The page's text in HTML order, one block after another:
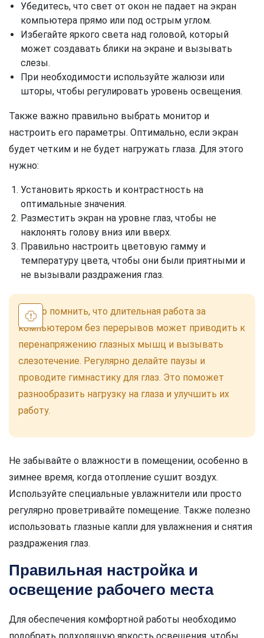
Убедитесь, что свет от окон не падает на экран
компьютера прямо или под острым углом.
Избегайте яркого света над головой, который
может создавать блики на экране и вызывать
слезы.
При необходимости используйте жалюзи или
шторы, чтобы регулировать уровень освещения.
Также важно правильно выбрать монитор и
настроить его параметры. Оптимально, если экран
будет четким и не будет нагружать глаза. Для этого
нужно:
Установить яркость и контрастность на
оптимальные значения.
Разместить экран на уровне глаз, чтобы не
наклонять голову вниз или вверх.
Правильно настроить цветовую гамму и
температуру цвета, чтобы они были приятными и
не вызывали раздражения глаз.
Важно помнить, что длительная работа за
компьютером без перерывов может приводить к
перенапряжению глазных мышц и вызывать
слезотечение. Регулярно делайте паузы и
проводите гимнастику для глаз. Это поможет
разнообразить нагрузку на глаза и улучшить их
работу.
Не забывайте о влажности в помещении, особенно в
зимнее время, когда отопление сушит воздух.
Используйте специальные увлажнители или просто
регулярно проветривайте помещение. Также полезно
использовать глазные капли для увлажнения и снятия
раздражения глаз.
Правильная настройка и
освещение рабочего места
Для обеспечения комфортной работы необходимо